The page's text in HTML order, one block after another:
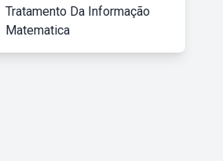
Tratamento Da Informação
Matematica